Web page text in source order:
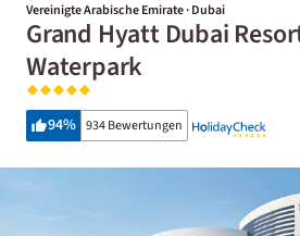
Vereinigte Arabische Emirate · Dubai
Grand Hyatt Dubai
Waterpark
94% 934 Bewertungen